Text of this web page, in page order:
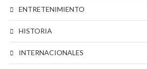
ENTRETENIMIENTO
HISTORIA
INTERNACIONALES